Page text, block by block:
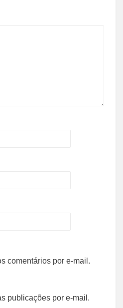
comentários por e-mail.
publicações por e-mail.